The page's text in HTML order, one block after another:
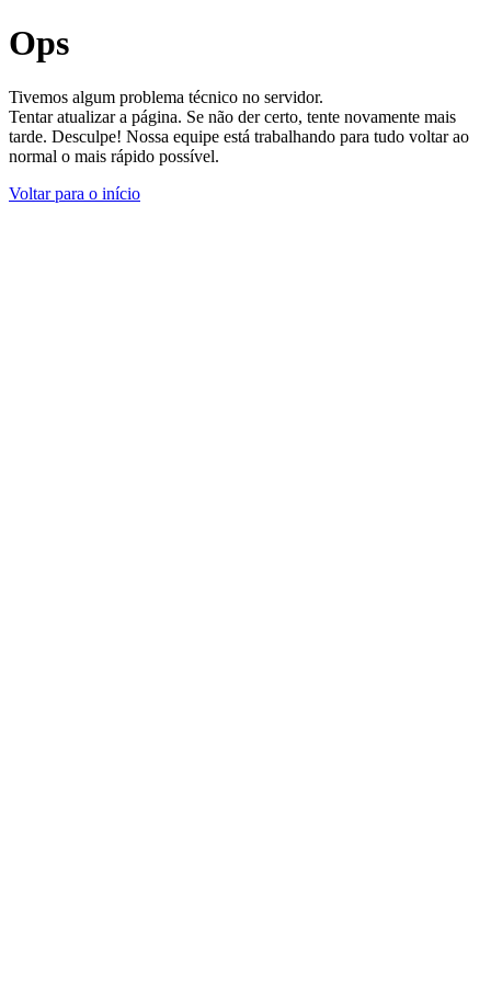
Ops
Tivemos algum problema técnico no servidor.
Tentar atualizar a página. Se não der certo, tente novamente mais
tarde. Desculpe! Nossa equipe está trabalhando para tudo voltar ao
normal o mais rápido possível.
Voltar para o início